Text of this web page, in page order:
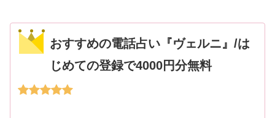
おすすめの電話占い『ヴェルニ』/は
じめての登録で4000円分無料